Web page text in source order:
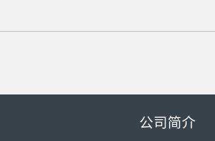
公司简介